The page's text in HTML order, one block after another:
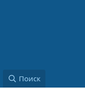
Поиск